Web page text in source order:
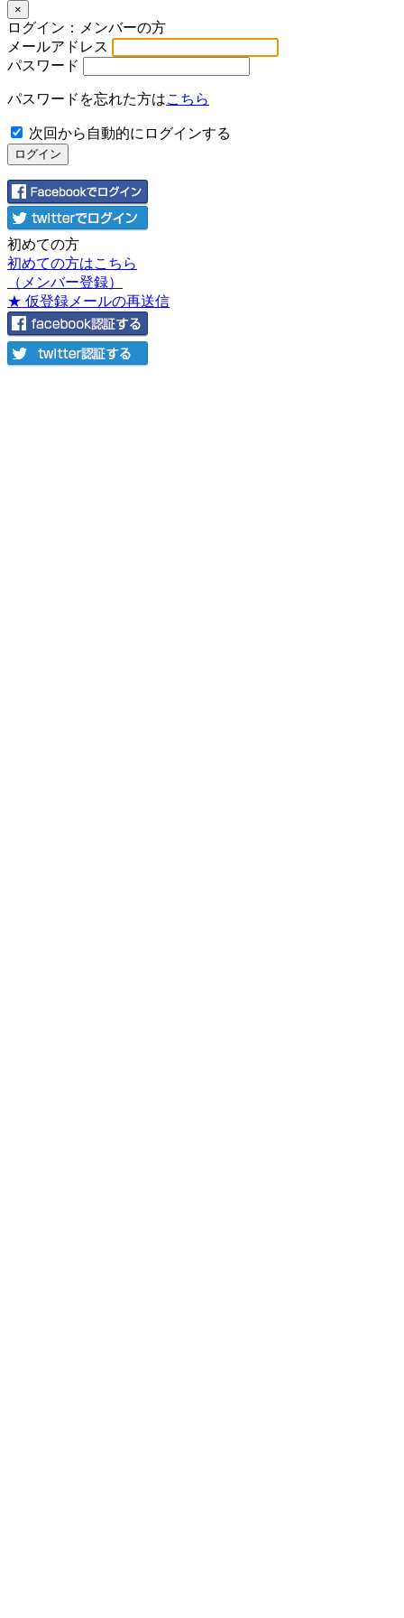
×
ログイン：メンバーの方
メールアドレス
パスワード
パスワードを忘れた方はこちら
次回から自動的にログインする
初めての方
初めての方はこちら
（メンバー登録）
★ 仮登録メールの再送信